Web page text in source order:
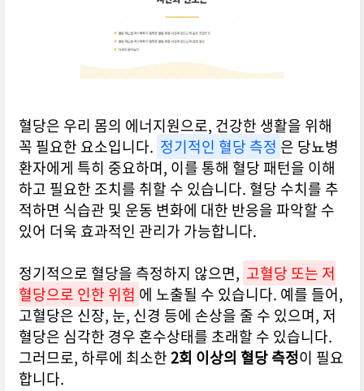
혈당은 우리 몸의 에너지원으로, 건강한 생활을 위해
꼭 필요한 요소입니다. 정기적인 혈당 측정 은 당뇨병
환자에게 특히 중요하며, 이를 통해 혈당 패턴을 이해
하고 필요한 조치를 취할 수 있습니다. 혈당 수치를 추
적하면 식습관 및 운동 변화에 대한 반응을 파악할 수
있어 더욱 효과적인 관리가 가능합니다.
정기적으로 혈당을 측정하지 않으면, 고혈당 또는 저
혈당으로 인한 위험 에 노출될 수 있습니다. 예를 들어,
고혈당은 신장, 눈, 신경 등에 손상을 줄 수 있으며, 저
혈당은 심각한 경우 혼수상태를 초래할 수 있습니다.
그러므로, 하루에 최소한2회 이상의 혈당 측정이 필요
합니다.